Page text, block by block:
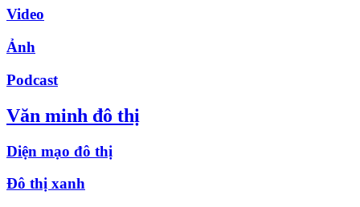
Video
Ảnh
Podcast
Văn minh đô thị
Diện mạo đô thị
Đô thị xanh